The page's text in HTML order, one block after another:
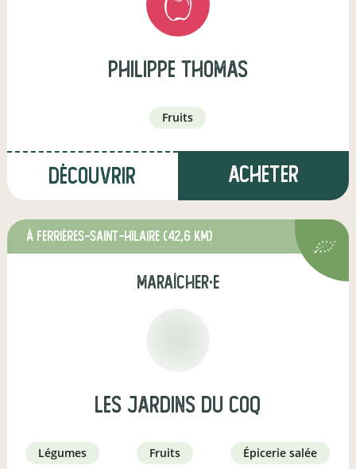
philippe thomas
fruits
Découvrir Acheter
à Ferrières-Saint-Hilaire (42,6 km)
maraîcher·e
les jardins du coq
légumes fruits épicerie salée